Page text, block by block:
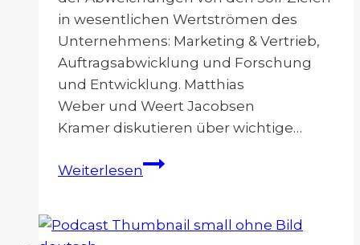
in wesentlichen Wertströmen des
Unternehmens: Marketing & Vertrieb,
Auftragsabwicklung und Forschung
und Entwicklung. Matthias
Weber und Weert Jacobsen
Kramer diskutieren über wichtige…
WeiterlesenShopfloor